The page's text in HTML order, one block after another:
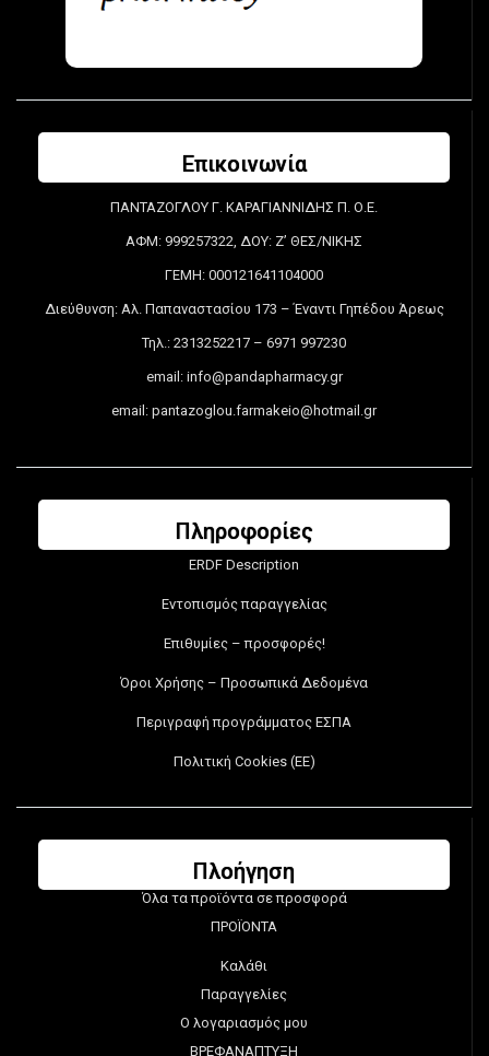
Επικοινωνία
ΠΑΝΤΑΖΟΓΛΟΥ Γ. ΚΑΡΑΓΙΑΝΝΙΔΗΣ Π. Ο.Ε.
ΑΦΜ: 999257322, ΔΟΥ: Ζ’ ΘΕΣ/ΝΙΚΗΣ
ΓΕΜΗ: 000121641104000
Διεύθυνση: Αλ. Παπαναστασίου 173 – Έναντι Γηπέδου Άρεως
Τηλ.: 2313252217 – 6971 997230
email: info@pandapharmacy.gr
email: pantazoglou.farmakeio@hotmail.gr
Πληροφορίες
ERDF Description
Εντοπισμός παραγγελίας
Επιθυμίες – προσφορές!
Όροι Χρήσης – Προσωπικά Δεδομένα
Περιγραφή προγράμματος ΕΣΠΑ
Πολιτική Cookies (ΕΕ)
Πλοήγηση
Όλα τα προϊόντα σε προσφορά
ΠΡΟΪΟΝΤΑ
Καλάθι
Παραγγελίες
Ο λογαριασμός μου
ΒΡΕΦΑΝΑΠΤΥΞΗ